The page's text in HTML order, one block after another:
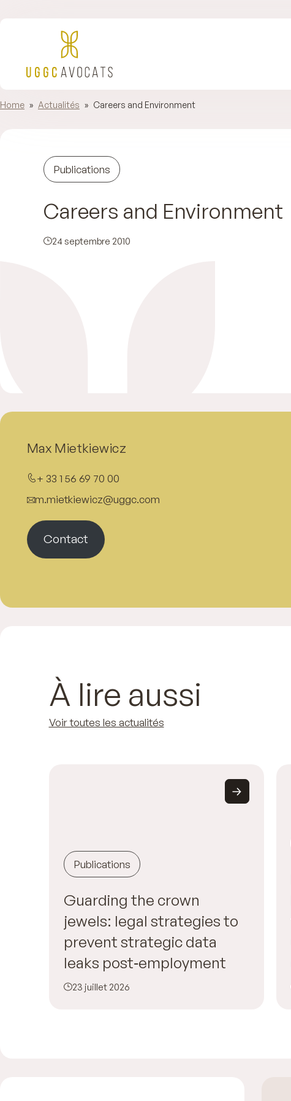
Home » Actualités » Careers and Environment
Publications
Careers and Environment
24 septembre 2010
Max Mietkiewicz
+ 33 1 56 69 70 00
m.mietkiewicz@uggc.com
Contact
À lire aussi
Voir toutes les actualités
Publications
Guarding the crown
jewels: legal strategies to
prevent strategic data
leaks post‑employment
23 juillet 2026